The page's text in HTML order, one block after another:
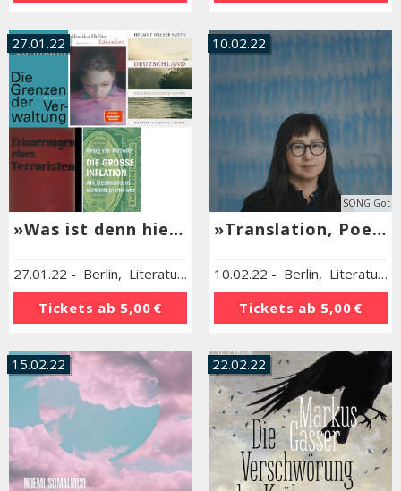
27.01.22
»Was ist denn hier passiert?«
27.01.22 - Berlin, Literaturhaus Berlin
Tickets ab 5,00 €
10.02.22
SONG Got
»Translation, Poetry, Resistance«
10.02.22 - Berlin, Literaturhaus Berlin
Tickets ab 5,00 €
15.02.22 22.02.22